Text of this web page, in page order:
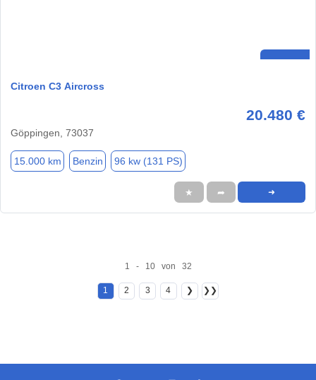
Citroen C3 Aircross
20.480 €
Göppingen, 73037
15.000 km Benzin 96 kw (131 PS)
★ ➦ ➜
1 - 10 von 32
1 2 3 4 ❯ ❯❯